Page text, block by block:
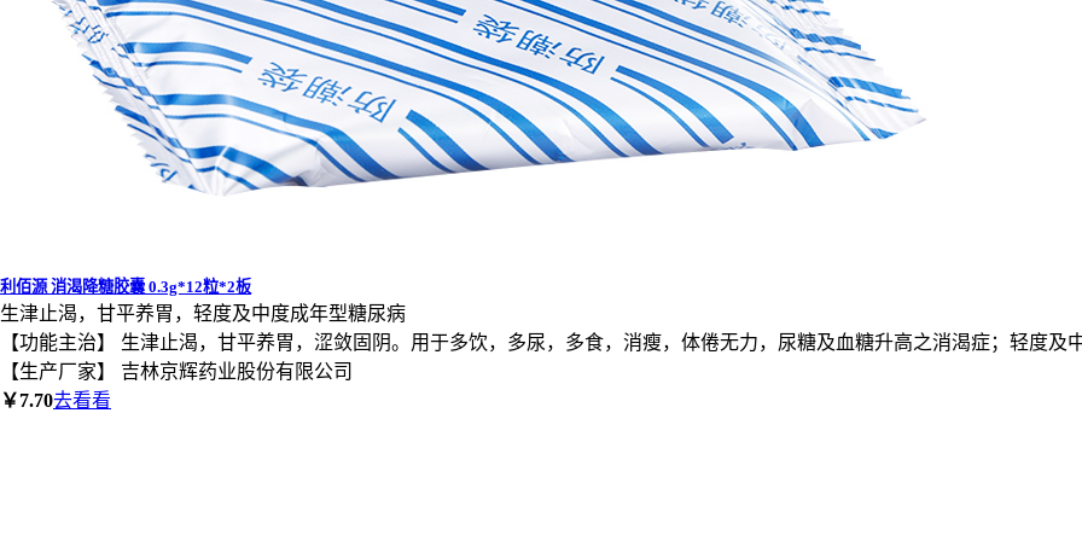
利佰源 消渴降糖胶囊 0.3g*12粒*2板
生津止渴，甘平养胃，轻度及中度成年型糖尿病
【功能主治】 生津止渴，甘平养胃，涩敛固阴。用于多饮，多尿，多食，消瘦，体倦无力，尿糖及血糖升高之消渴症；轻度及
【生产厂家】 吉林京辉药业股份有限公司
￥7.70去看看